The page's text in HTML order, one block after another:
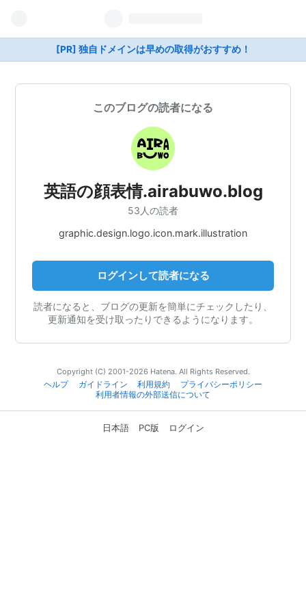
[PR] 独自ドメインは早めの取得がおすすめ！
このブログの読者になる
英語の顔表情.airabuwo.blog
53人の読者
graphic.design.logo.icon.mark.illustration
ログインして読者になる
読者になると、ブログの更新を簡単にチェックしたり、
更新通知を受け取ったりできるようになります。
Copyright (C) 2001-2026 Hatena. All Rights Reserved.
ヘルプ
ガイドライン 利用規約
プライバシーポリシー
利用者情報の外部送信について
日本語 PC版 ログイン